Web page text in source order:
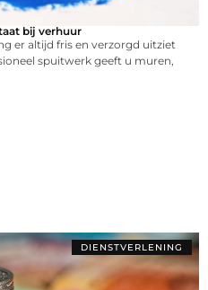
bij verhuur
er altijd fris en verzorgd uitziet
spuitwerk geeft u muren,
DIENSTVERLENING